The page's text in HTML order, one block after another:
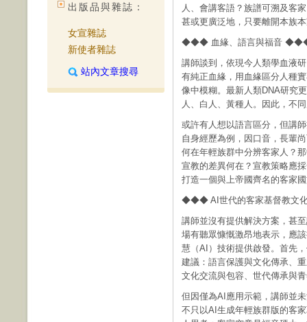
出版品與雜誌：
女宣雜誌
新使者雜誌
站內文章搜尋
人、會講客語？族譜可溯及客
甚或更廣泛地，只要離開本族
◆◆◆ 血緣、語言與福音
講師談到，依現今人類學血液
有純正血緣，用血緣區分人種
像中模糊。最新人類DNA研究
人、白人、黃種人。因此，不
或許有人想以語言區分，但講
自身經歷為例，因口音，長輩
何在年輕族群中分辨客家人？
宣教的差異何在？宣教策略應
打造一個與上帝國齊名的客家
◆◆◆ AI世代的客家基督教
講師並沒有提供解決方案，甚
場有聽眾慷慨激昂地表示，應
慧（AI）技術提供啟發。首先
建議：語言保護與文化傳承、
文化交流與包容、世代傳承與
但因僅為AI應用示範，講師並
不只以AI生成年輕族群版的客